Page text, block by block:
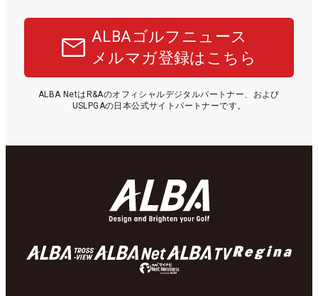
ALBAゴルフニュース
メルマガ登録はこちら
ALBA NetはR&Aのオフィシャルデジタルパートナー、および
USLPGAの日本公式サイトパートナーです。